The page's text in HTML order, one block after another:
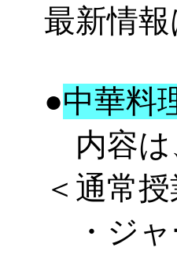
最新情
●中華料
内容は
＜通常授
・ジャ